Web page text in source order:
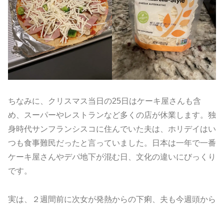
ちなみに、クリスマス当日の25日はケーキ屋さんも含
め、スーパーやレストランなど多くの店が休業します。独
身時代サンフランシスコに住んでいた夫は、ホリデイはい
つも食事難民だったと言っていました。日本は一年で一番
ケーキ屋さんやデパ地下が混む日、文化の違いにびっくり
です。
実は、２週間前に次女が発熱からの下痢、夫も今週頭から